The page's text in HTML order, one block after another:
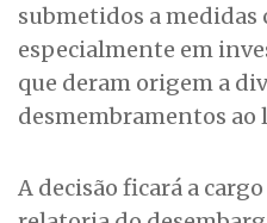
submetidos a medidas
especialmente em
que deram origem a
desmembramentos ao
A decisão ficará a